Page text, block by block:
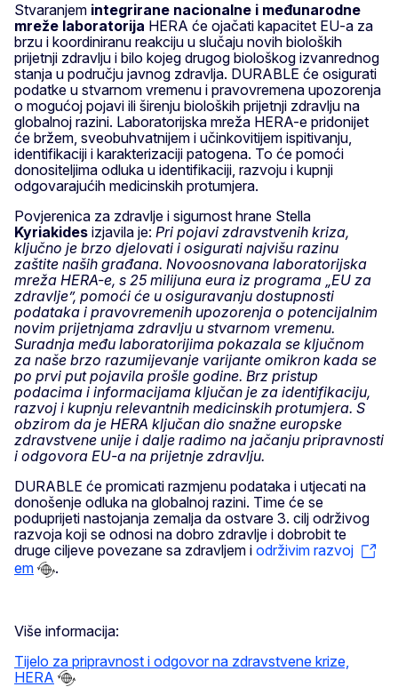
Stvaranjem integrirane nacionalne i međunarodne
mreže laboratorija HERA će ojačati kapacitet EU-a za
brzu i koordiniranu reakciju u slučaju novih bioloških
prijetnji zdravlju i bilo kojeg drugog biološkog izvanrednog
stanja u području javnog zdravlja. DURABLE će osigurati
podatke u stvarnom vremenu i pravovremena upozorenja
o mogućoj pojavi ili širenju bioloških prijetnji zdravlju na
globalnoj razini. Laboratorijska mreža HERA-e pridonijet
će bržem, sveobuhvatnijem i učinkovitijem ispitivanju,
identifikaciji i karakterizaciji patogena. To će pomoći
donositeljima odluka u identifikaciji, razvoju i kupnji
odgovarajućih medicinskih protumjera.
Povjerenica za zdravlje i sigurnost hrane Stella
Kyriakides izjavila je: Pri pojavi zdravstvenih kriza,
ključno je brzo djelovati i osigurati najvišu razinu
zaštite naših građana. Novoosnovana laboratorijska
mreža HERA-e, s 25 milijuna eura iz programa „EU za
zdravlje”, pomoći će u osiguravanju dostupnosti
podataka i pravovremenih upozorenja o potencijalnim
novim prijetnjama zdravlju u stvarnom vremenu.
Suradnja među laboratorijima pokazala se ključnom
za naše brzo razumijevanje varijante omikron kada se
po prvi put pojavila prošle godine. Brz pristup
podacima i informacijama ključan je za identifikaciju,
razvoj i kupnju relevantnih medicinskih protumjera. S
obzirom da je HERA ključan dio snažne europske
zdravstvene unije i dalje radimo na jačanju pripravnosti
i odgovora EU-a na prijetnje zdravlju.
DURABLE će promicati razmjenu podataka i utjecati na
donošenje odluka na globalnoj razini. Time će se
poduprijeti nastojanja zemalja da ostvare 3. cilj održivog
razvoja koji se odnosi na dobro zdravlje i dobrobit te
druge ciljeve povezane sa zdravljem i održivim razvoj
em
.
Više informacija:
Tijelo za pripravnost i odgovor na zdravstvene krize,
HERA